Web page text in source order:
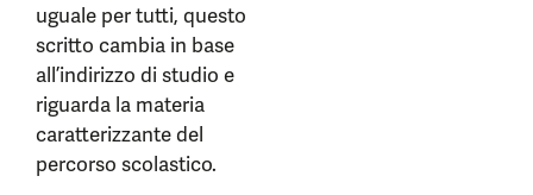
uguale per tutti, questo
scritto cambia in base
all’indirizzo di studio e
riguarda la materia
caratterizzante del
percorso scolastico.